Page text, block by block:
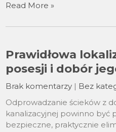
Read More »
Prawidłowa
posesji i dobór
Brak komentarzy | Bez
Odprowadzanie ścieków z
kanalizacyjnej powinno być
bezpieczne, praktycznie